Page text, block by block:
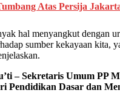
Atas Persija
hal menyangkut dengan
sumber kekayaan kita,
– Sekretaris Umum PP
Pendidikan Dasar dan